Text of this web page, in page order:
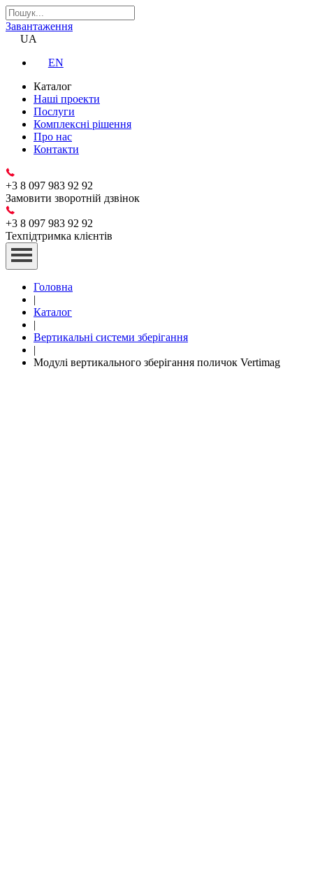
Завантаження
UA
EN
Каталог
Наші проекти
Послуги
Комплексні рішення
Про нас
Контакти
+3 8 097 983 92 92
Замовити зворотній дзвінок
+3 8 097 983 92 92
Техпідтримка клієнтів
Головна
|
Каталог
|
Вертикальні системи зберігання
|
Модулі вертикального зберігання поличок Vertimag